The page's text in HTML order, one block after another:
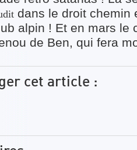
dans le droit chemin
alpin ! Et en mars le
de Ben, qui fera
cet article :